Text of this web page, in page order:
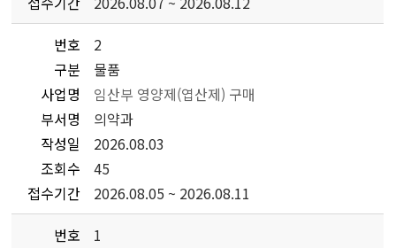
번호
2
구분
물품
사업명
임산부 영양제(엽산제) 구매
부서명
의약과
작성일
2026.08.03
조회수
45
접수기간
2026.08.05 ~ 2026.08.11
번호
1